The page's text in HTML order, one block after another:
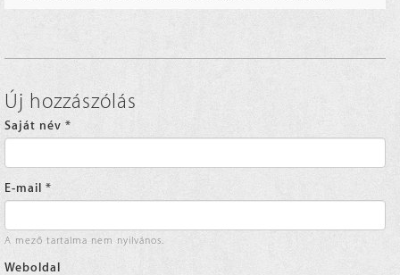
Új hozzászólás
Saját név *
E-mail *
A mező tartalma nem nyilvános.
Weboldal